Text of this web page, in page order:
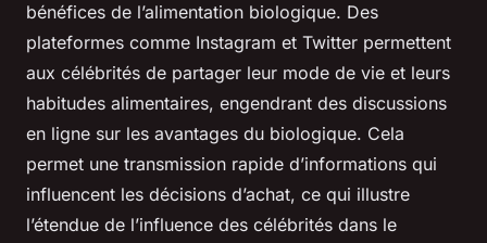
bénéfices de l’alimentation biologique. Des
plateformes comme Instagram et Twitter permettent
aux célébrités de partager leur mode de vie et leurs
habitudes alimentaires, engendrant des discussions
en ligne sur les avantages du biologique. Cela
permet une transmission rapide d’informations qui
influencent les décisions d’achat, ce qui illustre
l’étendue de l’influence des célébrités dans le